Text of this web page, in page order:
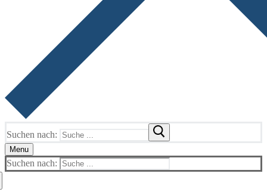
Suchen nach:
Menu
Suchen nach: